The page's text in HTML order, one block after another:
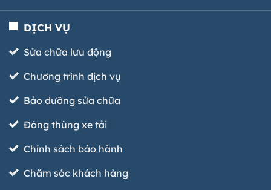
DỊCH VỤ
Sửa chữa lưu động
Chương trình dịch vụ
Bảo dưỡng sửa chữa
Đóng thùng xe tải
Chính sách bảo hành
Chăm sóc khách hàng